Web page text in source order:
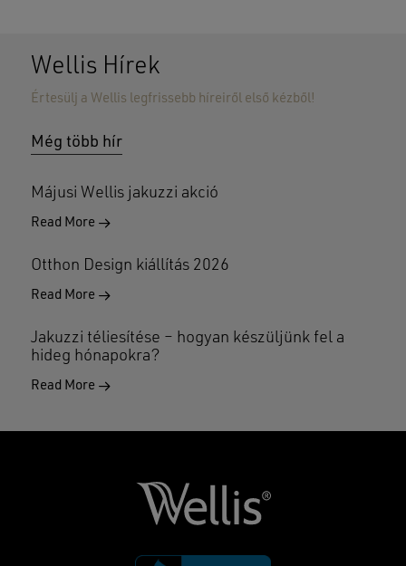
Wellis Hírek
Értesülj a Wellis legfrissebb híreiről első kézből!
Még több hír
Májusi Wellis jakuzzi akció
Read More
Otthon Design kiállítás 2026
Read More
Jakuzzi téliesítése – hogyan készüljünk fel a
hideg hónapokra?
Read More